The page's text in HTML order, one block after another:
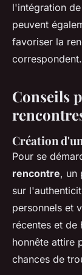
l'intégration
peuvent
favoriser la
correspondent.
Conseils
Création
Pour se
rencontre, un
sur
personnels et
récentes et
honnête attire
chances de